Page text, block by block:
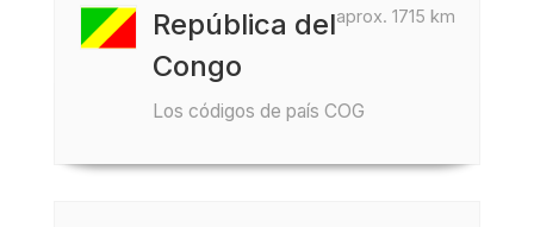
aprox. 1715 km
República del
Congo
Los códigos de país COG